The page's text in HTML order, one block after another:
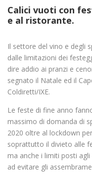
Calici vuoti con
e al ristorante.
Il settore del vino e degli
dalle limitazioni dei
dire addio ai pranzi e
segnato il Natale ed il
Coldiretti/IXE.
Le feste di fine anno
massimo di domanda di
2020 oltre al lockdown
soprattutto il divieto alle
ma anche i limiti posti
ad evitare gli